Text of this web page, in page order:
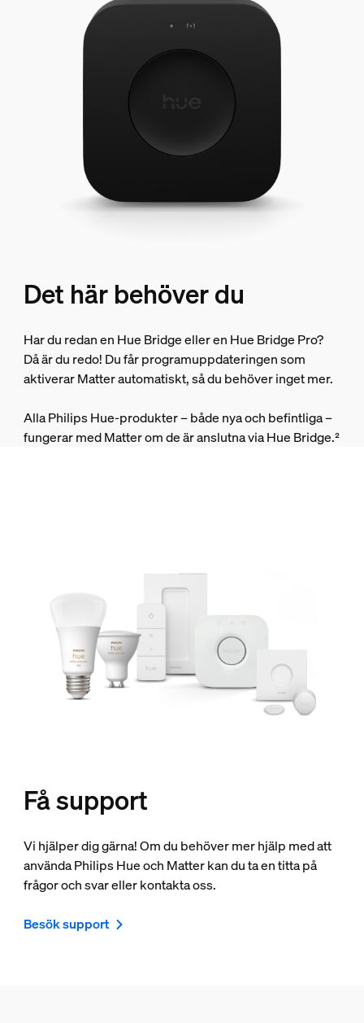
Det här behöver du
Har du redan en Hue Bridge eller en Hue Bridge Pro?
Då är du redo! Du får programuppdateringen som
aktiverar Matter automatiskt, så du behöver inget mer.
Alla Philips Hue-produkter – både nya och befintliga –
fungerar med Matter om de är anslutna via Hue Bridge.²
Få support
Vi hjälper dig gärna! Om du behöver mer hjälp med att
använda Philips Hue och Matter kan du ta en titta på
frågor och svar eller kontakta oss.
Besök support